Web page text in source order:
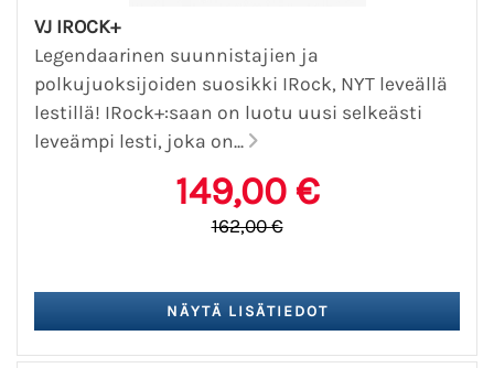
VJ IROCK+
Legendaarinen suunnistajien ja
polkujuoksijoiden suosikki IRock, NYT leveällä
lestillä! IRock+:saan on luotu uusi selkeästi
leveämpi lesti, joka on...
149,00 €
162,00 €